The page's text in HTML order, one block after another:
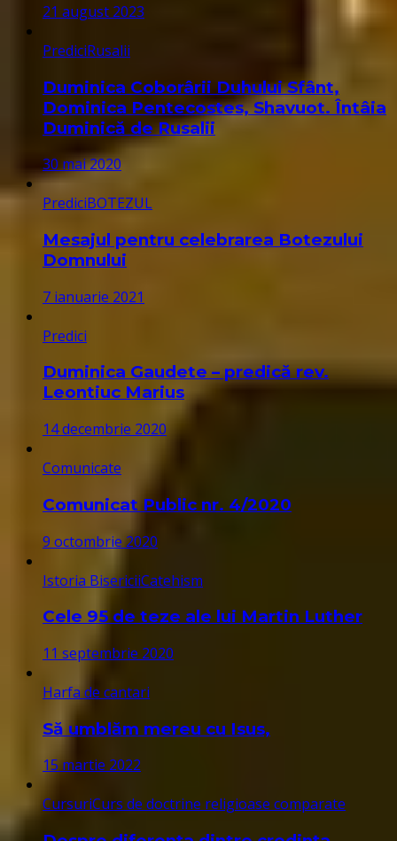
21 august 2023
PrediciRusalii
Duminica Coborârii Duhului Sfânt,
Dominica Pentecostes, Shavuot. Întâia
Duminică de Rusalii
30 mai 2020
PrediciBOTEZUL
Mesajul pentru celebrarea Botezului
Domnului
7 ianuarie 2021
Predici
Duminica Gaudete – predică rev.
Leontiuc Marius
14 decembrie 2020
Comunicate
Comunicat Public nr. 4/2020
9 octombrie 2020
Istoria BisericiiCatehism
Cele 95 de teze ale lui Martin Luther
11 septembrie 2020
Harfa de cantari
Să umblăm mereu cu Isus,
15 martie 2022
CursuriCurs de doctrine religioase comparate